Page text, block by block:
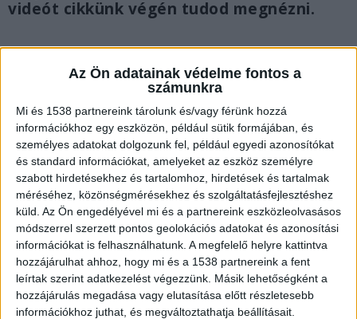
Az Ön adatainak védelme fontos a
számunkra
Mi és 1538 partnereink tárolunk és/vagy férünk hozzá
információkhoz egy eszközön, például sütik formájában, és
személyes adatokat dolgozunk fel, például egyedi azonosítókat
és standard információkat, amelyeket az eszköz személyre
szabott hirdetésekhez és tartalomhoz, hirdetések és tartalmak
méréséhez, közönségmérésekhez és szolgáltatásfejlesztéshez
küld. Az Ön engedélyével mi és a partnereink eszközleolvasásos
módszerrel szerzett pontos geolokációs adatokat és azonosítási
információkat is felhasználhatunk. A megfelelő helyre kattintva
hozzájárulhat ahhoz, hogy mi és a 1538 partnereink a fent
leírtak szerint adatkezelést végezzünk. Másik lehetőségként a
hozzájárulás megadása vagy elutasítása előtt részletesebb
információkhoz juthat, és megváltoztathatja beállításait.
videót cikkünk végén tudod megnézni.
Pénzért igazolta az oltást
A Pest vármegyei településen praktizáló nő és